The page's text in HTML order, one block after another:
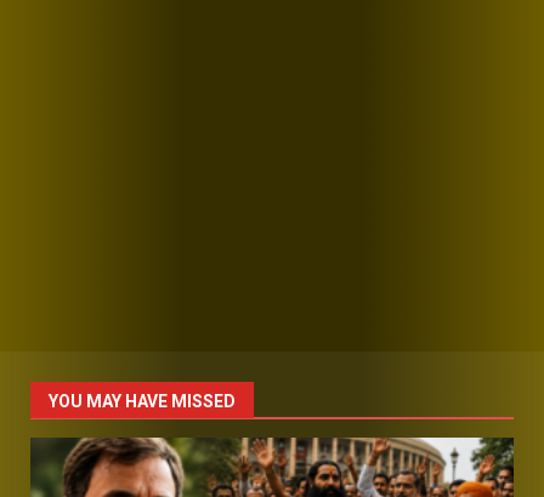
YOU MAY HAVE MISSED